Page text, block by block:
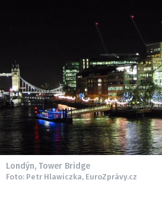
Londýn, Tower Bridge
Foto: Petr Hlawiczka, EuroZprávy.cz